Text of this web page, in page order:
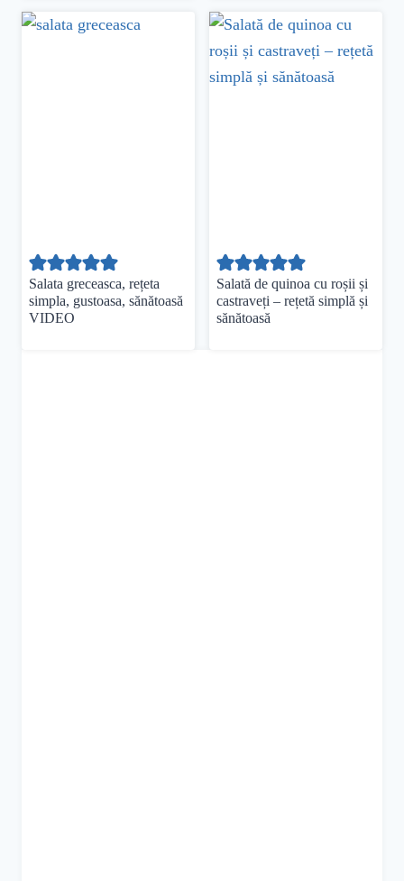
Salata greceasca, rețeta
simpla, gustoasa, sănătoasă
VIDEO
Salată de quinoa cu roșii și
castraveți – rețetă simplă și
sănătoasă